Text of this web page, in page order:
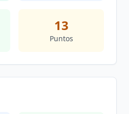
13
Puntos